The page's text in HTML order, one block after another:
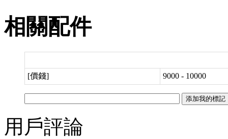
相關配件
[價錢] 9000 - 10000
用戶評論